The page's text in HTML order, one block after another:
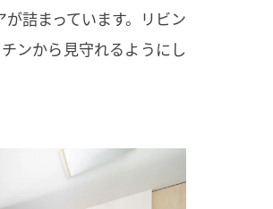
詰まっています。リビン
ンから見守れるようにし